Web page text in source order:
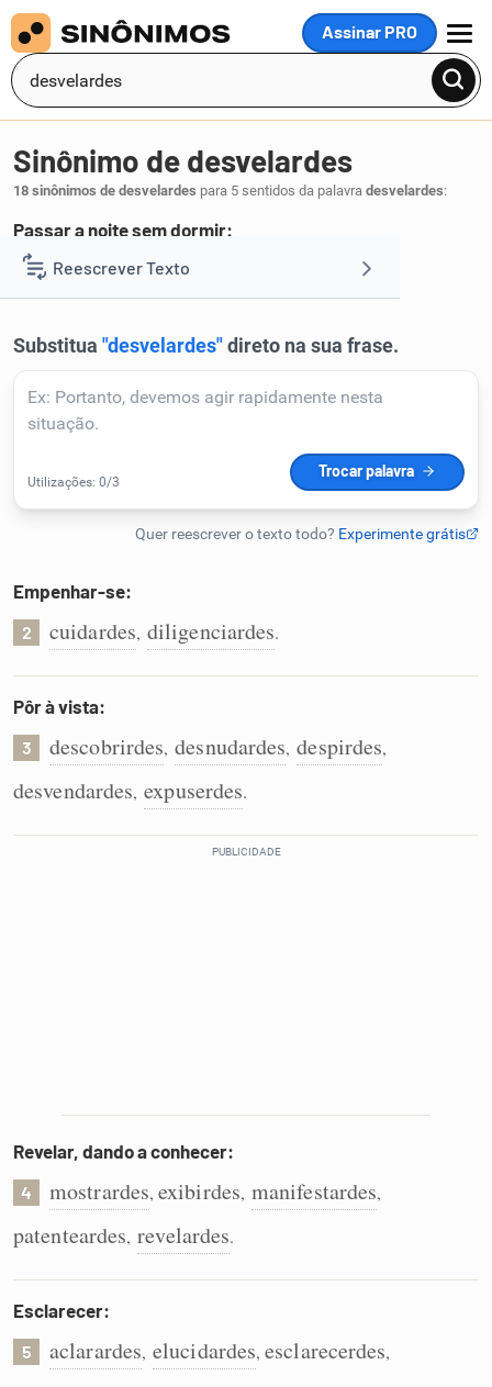
Assinar PRO
MENU
Reescrever Texto
Corrigir Texto
Humanizador de IA
Cata-letras
Conexões
Caça-palavras
Sinônimo de desvelardes
18 sinônimos de desvelardes para 5 sentidos da palavra desvelardes:
Passar a noite sem dormir:
1 velardes.
Empenhar-se:
2 cuidardes, diligenciardes.
Pôr à vista:
3 descobrirdes, desnudardes, despirdes,
desvendardes, expuserdes.
Revelar, dando a conhecer:
4 mostrardes, exibirdes, manifestardes,
patenteardes, revelardes.
Esclarecer:
5 aclarardes, elucidardes,esclarecerdes,